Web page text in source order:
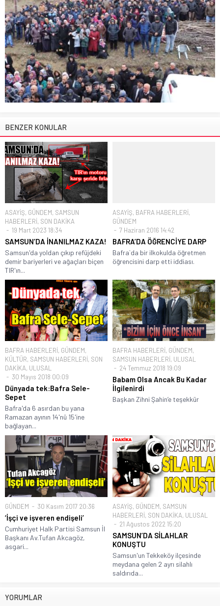
BENZER KONULAR
ASAYİŞ, GÜNDEM, SAMSUN
HABERLERİ, SON DAKİKA
19 Mart 2023 18:34
SAMSUN’DA İNANILMAZ KAZA!
Samsun'da yoldan çıkıp refüjdeki
demir bariyerleri ve ağaçları biçen
TIR'ın...
ASAYİŞ, BAFRA HABERLERİ,
GÜNDEM
7 Haziran 2016 14:42
BAFRA’DA ÖĞRENCİYE DARP
Bafra`da bir ilkokulda öğretmen
öğrencisini darp etti iddiası.
BAFRA HABERLERİ, GÜNDEM,
KÜLTÜR, SAMSUN HABERLERİ, SON
DAKİKA, ULUSAL
30 Mayıs 2018 00:09
Dünyada tek:Bafra Sele-
Sepet
Bafra'da 6 asırdan bu yana
Ramazan ayının 14'nü 15'ine
bağlayan...
BAFRA HABERLERİ, GÜNDEM,
SAMSUN HABERLERİ, ULUSAL
24 Temmuz 2018 19:09
Babam Olsa Ancak Bu Kadar
İlgilenirdi
Başkan Zihni Şahin’e teşekkür
GÜNDEM 30 Kasım 2017 20:36
‘İşçi ve işveren endişeli’
Cumhuriyet Halk Partisi Samsun İl
Başkanı Av.Tufan Akcagöz,
asgari...
ASAYİŞ, GÜNDEM, SAMSUN
HABERLERİ, SON DAKİKA, ULUSAL
21 Ağustos 2022 15:20
SAMSUN’DA SİLAHLAR
KONUŞTU
Samsun'un Tekkeköy ilçesinde
meydana gelen 2 ayrı silahlı
saldırıda...
YORUMLAR